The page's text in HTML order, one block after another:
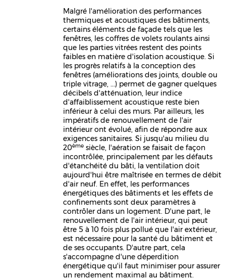
Malgré l'amélioration des performances
thermiques et acoustiques des bâtiments,
certains éléments de façade tels que les
fenêtres, les coffres de volets roulants ainsi
que les parties vitrées restent des points
faibles en matière d'isolation acoustique. Si
les progrès relatifs à la conception des
fenêtres (améliorations des joints, double ou
triple vitrage, ...) permet de gagner quelques
décibels d'atténuation, leur indice
d'affaiblissement acoustique reste bien
inférieur à celui des murs. Par ailleurs, les
impératifs de renouvellement de l'air
intérieur ont évolué, afin de répondre aux
exigences sanitaires. Si jusqu'au milieu du
20ème siècle, l'aération se faisait de façon
incontrôlée, principalement par les défauts
d'étanchéité du bâti, la ventilation doit
aujourd'hui être maîtrisée en termes de débit
d'air neuf. En effet, les performances
énergétiques des bâtiments et les effets de
confinements sont deux paramètres à
contrôler dans un logement. D'une part, le
renouvellement de l'air intérieur, qui peut
être 5 à 10 fois plus pollué que l'air extérieur,
est nécessaire pour la santé du bâtiment et
de ses occupants. D'autre part, cela
s'accompagne d'une déperdition
énergétique qu'il faut minimiser pour assurer
un rendement maximal au bâtiment.